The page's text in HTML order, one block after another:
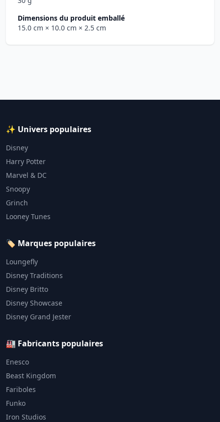
Dimensions du produit emballé
15.0 cm × 10.0 cm × 2.5 cm
✨ Univers populaires
Disney
Harry Potter
Marvel & DC
Snoopy
Grinch
Looney Tunes
🏷️ Marques populaires
Loungefly
Disney Traditions
Disney Britto
Disney Showcase
Disney Grand Jester
🏭 Fabricants populaires
Enesco
Beast Kingdom
Fariboles
Funko
Iron Studios